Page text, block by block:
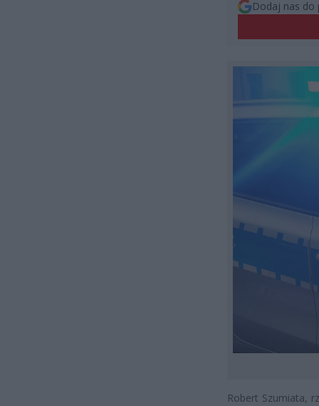
Dodaj nas do
Robert Szumiata,